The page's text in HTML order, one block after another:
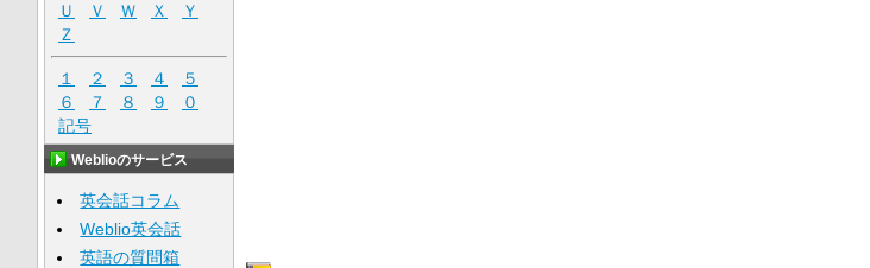
Ｕ
Ｖ Ｗ Ｘ
Ｙ
Ｚ
１ ２ ３ ４
５
６
７ ８ ９
０
記号
Weblioのサービス
英会話コラム
Weblio英会話
英語の質問箱